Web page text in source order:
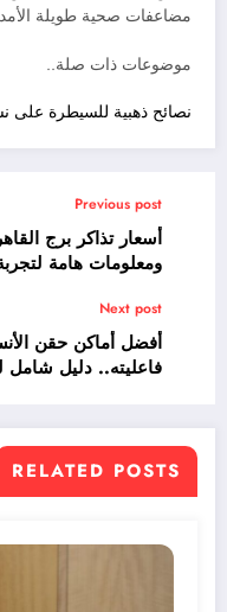
مضاعفات صحية طويلة
موضوعات ذات صلة..
نصائح ذهبية للسيطرة على
Previous post
ومعلومات هامة
Next post
أفضل أماكن حقن
فاعليته.. دليل
RELATED POSTS